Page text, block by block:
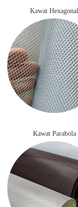
Kawat Hexagonal
Kawat Parabola